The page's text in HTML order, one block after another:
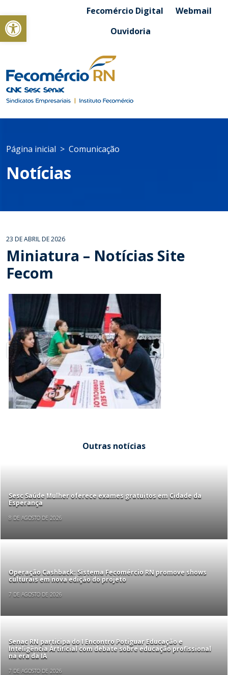
Abrir a barra de ferramentasFecomércio Digital
Webmail
Ouvidoria
Página inicial Comunicação
Notícias
23 DE ABRIL DE 2026
Miniatura – Notícias Site
Fecom
Outras notícias
Sesc Saúde Mulher oferece exames gratuitos em Cidade da
Esperança
8 DE AGOSTO DE 2026
Operação Cashback: Sistema Fecomércio RN promove shows
culturais em nova edição do projeto
7 DE AGOSTO DE 2026
Senac RN participa do I Encontro Potiguar Educação e
Inteligência Artificial com debate sobre educação profissional
na era da IA
7 DE AGOSTO DE 2026